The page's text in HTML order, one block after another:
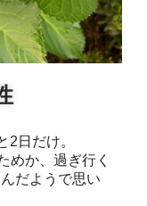
めか、過ぎ行く
だようで思い